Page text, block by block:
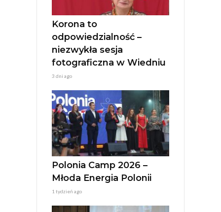
Korona to
odpowiedzialność –
niezwykła sesja
fotograficzna w Wiedniu
3 dni ago
Polonia Camp 2026 –
Młoda Energia Polonii
1 tydzień ago